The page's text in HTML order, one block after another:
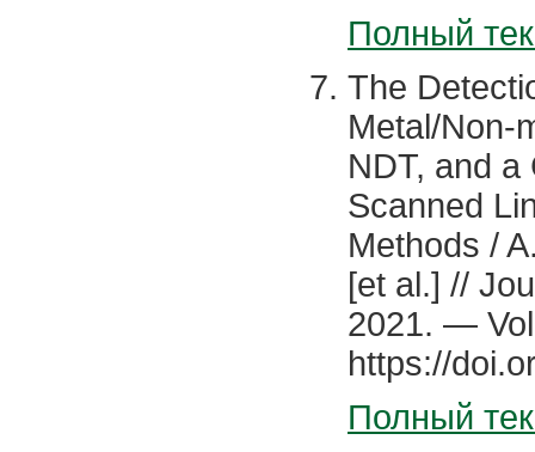
Полный
The
Metal/Non-
NDT, and a
Scanned
Methods /
[et al.] //
2021. —
https://
Полный